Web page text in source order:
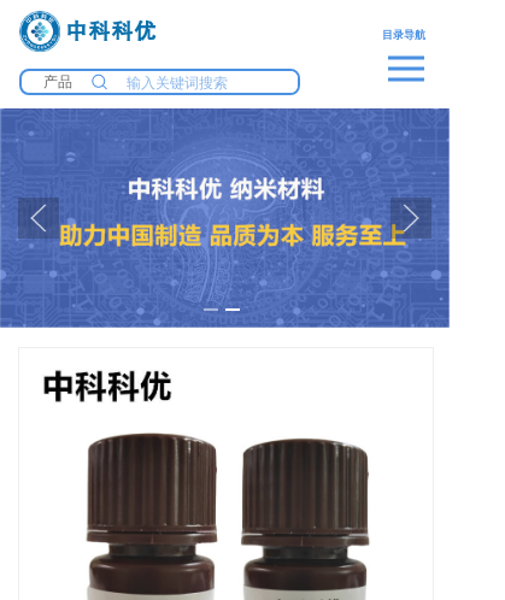
中科科优 目录导航
产品